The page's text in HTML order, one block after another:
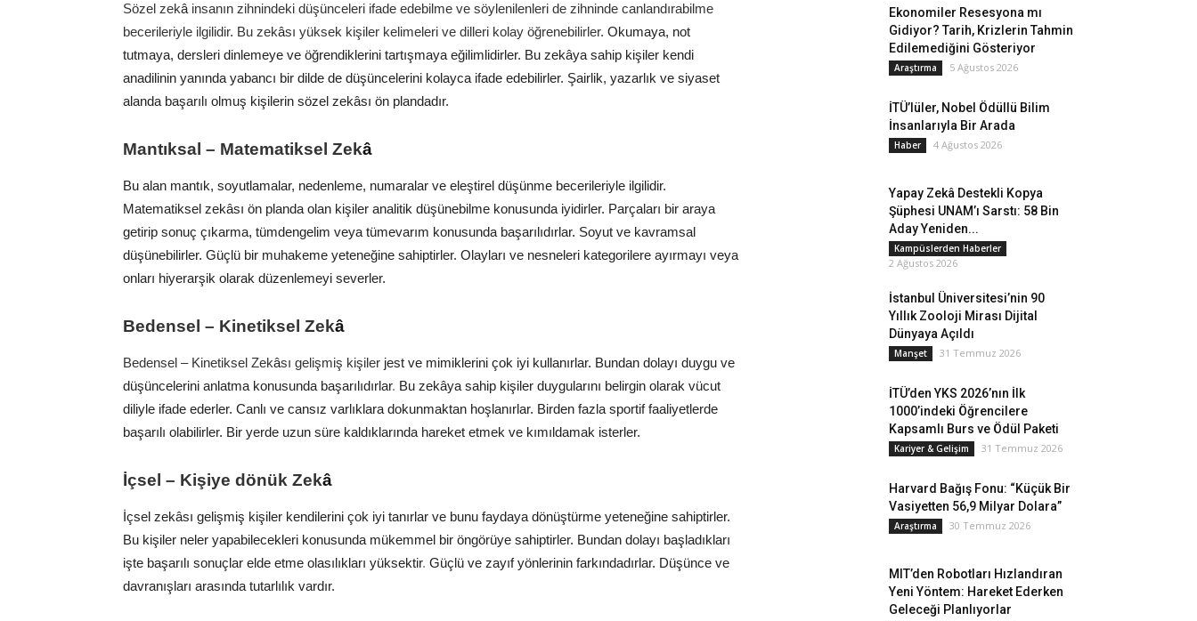
Sözel zekâ insanın zihnindeki düşünceleri ifade edebilme ve söylenilenleri de zihninde canlandırabilme
becerileriyle ilgilidir. Bu zekâsı yüksek kişiler kelimeleri ve dilleri kolay öğrenebilirler. Okumaya, not
tutmaya, dersleri dinlemeye ve öğrendiklerini tartışmaya eğilimlidirler. Bu zekâya sahip kişiler kendi
anadilinin yanında yabancı bir dilde de düşüncelerini kolayca ifade edebilirler. Şairlik, yazarlık ve siyaset
alanda başarılı olmuş kişilerin sözel zekâsı ön plandadır.
Mantıksal – Matematiksel Zekâ
Bu alan mantık, soyutlamalar, nedenleme, numaralar ve eleştirel düşünme becerileriyle ilgilidir.
Matematiksel zekâsı ön planda olan kişiler analitik düşünebilme konusunda iyidirler. Parçaları bir araya
getirip sonuç çıkarma, tümdengelim veya tümevarım konusunda başarılıdırlar. Soyut ve kavramsal
düşünebilirler. Güçlü bir muhakeme yeteneğine sahiptirler. Olayları ve nesneleri kategorilere ayırmayı veya
onları hiyerarşik olarak düzenlemeyi severler.
Bedensel – Kinetiksel Zekâ
Bedensel – Kinetiksel Zekâsı gelişmiş kişiler jest ve mimiklerini çok iyi kullanırlar. Bundan dolayı duygu ve
düşüncelerini anlatma konusunda başarılıdırlar. Bu zekâya sahip kişiler duygularını belirgin olarak vücut
diliyle ifade ederler. Canlı ve cansız varlıklara dokunmaktan hoşlanırlar. Birden fazla sportif faaliyetlerde
başarılı olabilirler. Bir yerde uzun süre kaldıklarında hareket etmek ve kımıldamak isterler.
İçsel – Kişiye dönük Zekâ
İçsel zekâsı gelişmiş kişiler kendilerini çok iyi tanırlar ve bunu faydaya dönüştürme yeteneğine sahiptirler.
Bu kişiler neler yapabilecekleri konusunda mükemmel bir öngörüye sahiptirler. Bundan dolayı başladıkları
işte başarılı sonuçlar elde etme olasılıkları yüksektir. Güçlü ve zayıf yönlerinin farkındadırlar. Düşünce ve
davranışları arasında tutarlılık vardır.
Ekonomiler Resesyona mı
Gidiyor? Tarih, Krizlerin Tahmin
Edilemediğini Gösteriyor
Araştırma 5 Ağustos 2026
İTÜ’lüler, Nobel Ödüllü Bilim
İnsanlarıyla Bir Arada
Haber 4 Ağustos 2026
Yapay Zekâ Destekli Kopya
Şüphesi UNAM’ı Sarstı: 58 Bin
Aday Yeniden...
Kampüslerden Haberler
2 Ağustos 2026
İstanbul Üniversitesi’nin 90
Yıllık Zooloji Mirası Dijital
Dünyaya Açıldı
Manşet 31 Temmuz 2026
İTÜ’den YKS 2026’nın İlk
1000’indeki Öğrencilere
Kapsamlı Burs ve Ödül Paketi
Kariyer & Gelişim 31 Temmuz 2026
Harvard Bağış Fonu: “Küçük Bir
Vasiyetten 56,9 Milyar Dolara”
Araştırma 30 Temmuz 2026
MIT’den Robotları Hızlandıran
Yeni Yöntem: Hareket Ederken
Geleceği Planlıyorlar